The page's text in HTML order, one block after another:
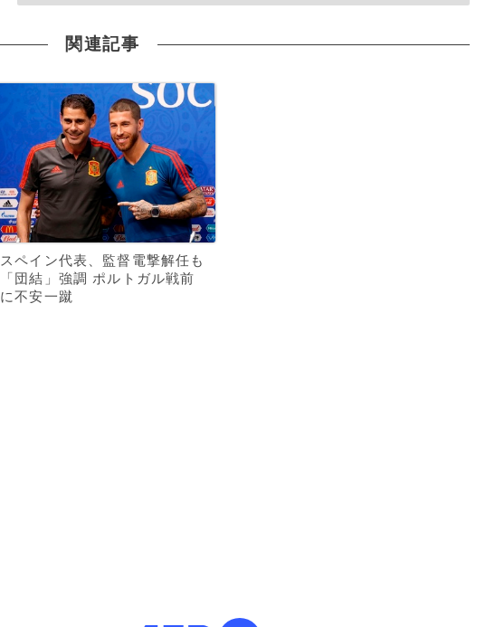
関連記事
スペイン代表、監督電撃解任も
「団結」強調 ポルトガル戦前
に不安一蹴